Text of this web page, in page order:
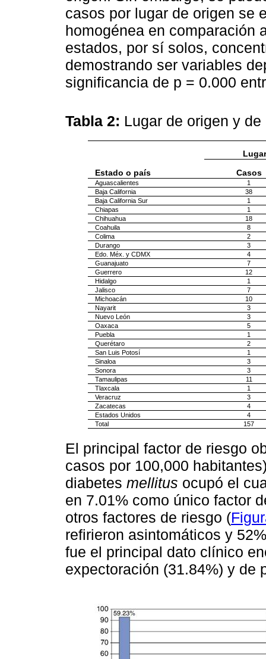
casos por lugar de origen se
homogénea en comparación
estados, por sí solos,
demostrando ser variables
significancia de p = 0.000
Tabla 2: Lugar de origen y
Estado o país Casos
Aguascalientes
1
Baja California
38
Baja California Sur
1
Chiapas
1
Chihuahua
18
Coahuila
8
Colima
2
Durango
3
Edo. Méx. y CDMX
4
Guanajuato
7
Guerrero
12
Hidalgo
1
Jalisco
7
Michoacán
10
Nayarit
3
Nuevo León
3
Oaxaca
5
Puebla
1
Querétaro
2
San Luis Potosí
1
Sinaloa
3
Sonora
3
Tamaulipas
11
Tlaxcala
1
Veracruz
3
Zacatecas
4
Estados Unidos
4
Total
157
El principal factor de riesgo
casos por 100,000
diabetes mellitus ocupó el
en 7.01% como único factor
otros factores de riesgo (
refirieron asintomáticos y
fue el principal dato clínico
expectoración (31.84%) y de